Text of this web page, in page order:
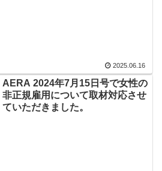
2025.06.16
AERA 2024年7月15日号で女性の
非正規雇用について取材対応させ
ていただきました。